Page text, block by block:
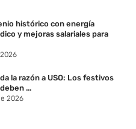
histórico con energía
y mejoras salariales para
la razón a USO: Los festivos
...
2026